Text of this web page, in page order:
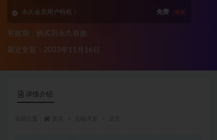
永久会员用户特权： 免费 推荐
有效期：购买后永久有效
最近更新：2023年11月16日
详情介绍